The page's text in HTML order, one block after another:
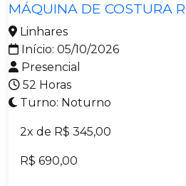
MÁQUINA DE COSTURA
Linhares
Início: 05/10/2026
Presencial
52 Horas
Turno: Noturno
2x de R$ 345,00
R$ 690,00